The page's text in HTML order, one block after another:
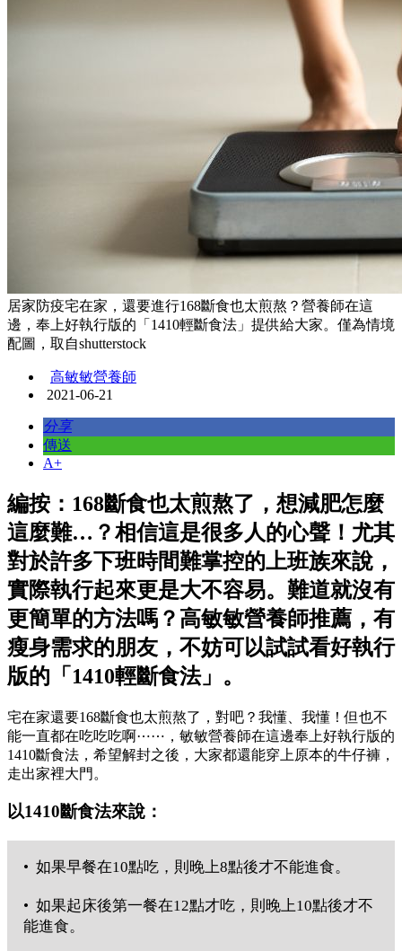
居家防疫宅在家，還要進行168斷食也太煎熬？營養師在這
邊，奉上好執行版的「1410輕斷食法」提供給大家。僅為情境
配圖，取自shutterstock
高敏敏營養師
2021-06-21
分享
傳送
A+
編按：168斷食也太煎熬了，想減肥怎麼
這麼難…？相信這是很多人的心聲！尤其
對於許多下班時間難掌控的上班族來說，
實際執行起來更是大不容易。難道就沒有
更簡單的方法嗎？高敏敏營養師推薦，有
瘦身需求的朋友，不妨可以試試看好執行
版的「1410輕斷食法」。
宅在家還要168斷食也太煎熬了，對吧？我懂、我懂！但也不
能一直都在吃吃吃啊⋯⋯，敏敏營養師在這邊奉上好執行版的
1410斷食法，希望解封之後，大家都還能穿上原本的牛仔褲，
走出家裡大門。
以1410斷食法來說：
• 如果早餐在10點吃，則晚上8點後才不能進食。
• 如果起床後第一餐在12點才吃，則晚上10點後才不
能進食。